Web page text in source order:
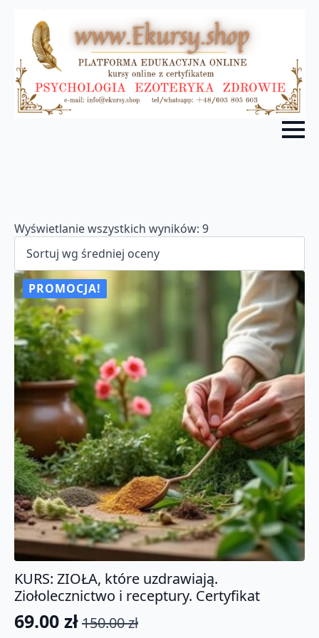
Wyświetlanie wszystkich wyników: 9Posortowane
oceny
PROMOCJA!
KURS: ZIOŁA, które uzdrawiają.
Ziołolecznictwo i receptury. Certyfikat
150.00zł
Pierwotna
69.00 zł
Aktualna